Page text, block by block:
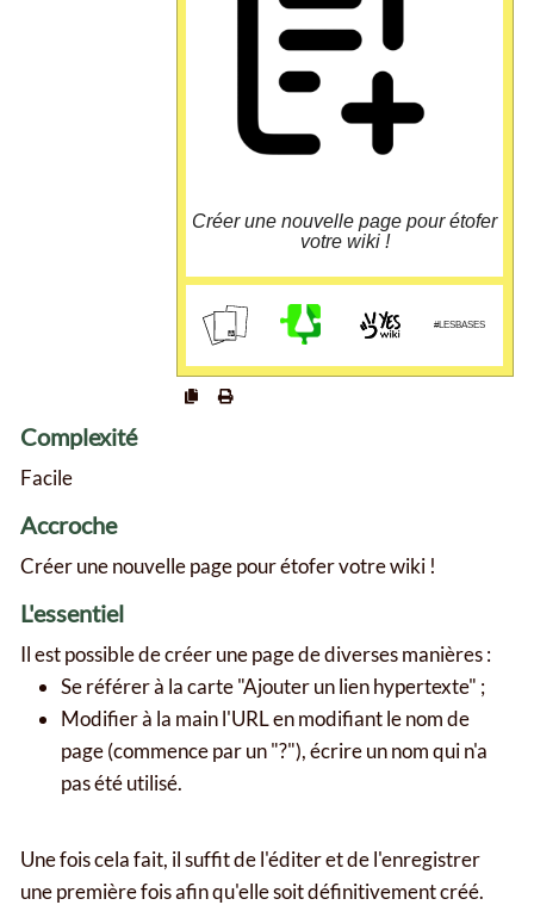
Créer une nouvelle page pour étofer
votre wiki !
#LESBASES
Modifier à la main l'URL en modifiant le
nom de page (commence par un "?"),
écrire un nom qui n'a pas été utilisé.
Une fois cela fait, il suffit de l'éditer et de
l'enregistrer une première fois afin qu'elle soit
définitivement créé.
Pycto made by Cap Cool from flaticon.com
cloud.guillaumeleguen.xyz/yo
urls/5
Complexité
Facile
Accroche
Créer une nouvelle page pour étofer votre wiki !
L'essentiel
Il est possible de créer une page de diverses manières :
Se référer à la carte "Ajouter un lien hypertexte" ;
Modifier à la main l'URL en modifiant le nom de
page (commence par un "?"), écrire un nom qui n'a
pas été utilisé.
Une fois cela fait, il suffit de l'éditer et de l'enregistrer
une première fois afin qu'elle soit définitivement créé.